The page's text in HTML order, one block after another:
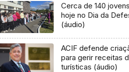
Cerca de 140
hoje no Dia da
(áudio)
ACIF defende
para gerir receitas
turísticas (áudio)